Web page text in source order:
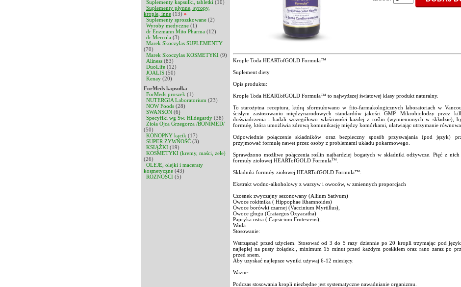
Suplementy kapsułki, tabletki (10)
Suplementy płynne, syropy,
krople, inne (13) »
Suplementy sproszkowane (2)
Wyroby medyczne (1)
dr Enzmann Mito Pharma (12)
dr Mercola (3)
Marek Skoczylas SUPLEMENTY
(70)
Marek Skoczylas KOSMETYKI (9)
Aliness (83)
DuoLife (12)
JOALIS (50)
Kenay (20)
ForMeds kapsułka
ForMeds proszek (1)
NUTERGIA Laboratorium (23)
NOW Foods (28)
SWANSON (6)
Specyfiki wg Św. Hildegardy (38)
Zioła Ojca Grzegorza /BONIMED/
(50)
KONOPNY kącik (17)
SUPER ŻYWNOŚĆ (3)
KSIĄŻKI (19)
KOSMETYKI (kremy, maści, żele)
(26)
OLEJE, olejki i maceraty
kosmetyczne (43)
RÓŻNOŚCI (5)
Krople Toda HEARTofGOLD Formula™
Suplement diety
Opis produktu:
Krople Toda HEARTofGOLD Formula™ to najwyższej światowej klasy produkt naturalny.
To starożytna receptura, którą sformułowano w fito-farmakologicznych laboratoriach w
ścisłym zastosowaniu międzynarodowych standardów jakości GMP. Mikrobiolodzy przez
doświadczenia i badali szczegółowo właściwości każdej z roślin (wymienionych w składzie),
formułę, która umożliwia zdrową komunikację między komórkami, ułatwiając utrzymanie
Odpowiednie połączenie składników oraz bezpieczny sposób przyswajania (pod język)
przyjmować formułę nawet przez osoby z problemami układu pokarmowego.
Sprawdzono możliwe połączenia roślin najbardziej bogatych w składniki odżywcze. Pięć z nich
formuły ziołowej HEARTofGOLD Formula™.
Składniki formuły ziołowej HEARTofGOLD Formula™:
Ekstrakt wodno-alkoholowy z warzyw i owoców, w zmiennych proporcjach
Czosnek zwyczajny sezonowany (Allium Sativum)
Owoce rokitnika ( Hippophae Rhamnoides)
Owoce borówki czarnej (Vaccinium Myrtillus),
Owoce głogu (Crataegus Oxyacatha)
Papryka ostra ( Capsicium Frutescens),
Woda
Stosowanie:
Wstrząsnąć przed użyciem. Stosować od 3 do 5 razy dziennie po 20 kropli trzymając pod
najlepiej na pusty żołądek., minimum 15 minut przed każdym posiłkiem oraz rano zaraz po
przed snem.
Aby uzyskać najlepsze wyniki używaj 6-12 miesięcy.
Ważne:
Podczas stosowania kropli niezbędne jest systematyczne nawadnianie organizmu.